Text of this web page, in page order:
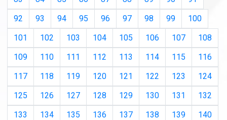
92
93 94 95 96 97 98 99
100
101
102 103 104 105 106 107
108
109
110 111 112 113 114 115
116
117
118 119 120 121 122 123
124
125
126 127 128 129 130 131
132
133
134 135 136 137 138 139
140